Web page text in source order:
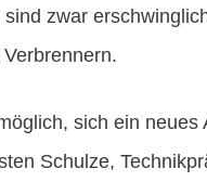
zwar
sich ein neues
Schulze,